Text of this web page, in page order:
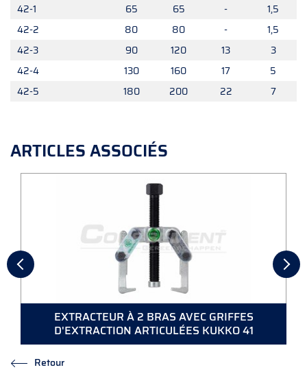
42-1
65 65 -
1,5
42-2
80 80 -
1,5
42-3
90 120 13
3
42-4
130 160 17
5
42-5
180 200 22 7
ARTICLES ASSOCIÉS
EXTRACTEUR À 2 BRAS AVEC GRIFFES
D'EXTRACTION ARTICULÉES KUKKO 41
Retour